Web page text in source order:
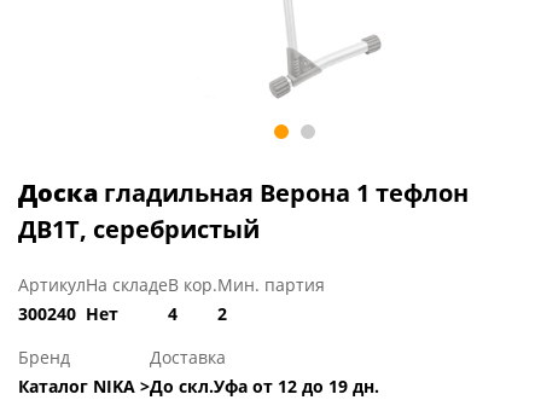
Доска гладильная Верона 1 тефлон
ДВ1Т, серебристый
Артикул
300240
На складе
Нет
В кор.
4
Мин. партия
2
Бренд
Каталог NIKA >
Доставка
До скл.Уфа от 12 до 19 дн.